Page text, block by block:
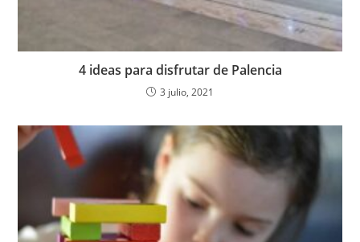
4 ideas para disfrutar de Palencia
3 julio, 2021